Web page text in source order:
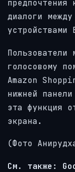
предпочтения
диалоги
устройствами
Пользователи
голосовому
Amazon
нижней
эта функция
экрана.
(Фото
См. также: